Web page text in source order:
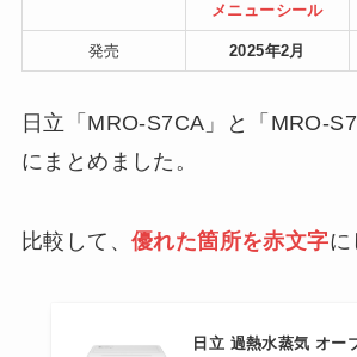
メニューシール
発売 2025年2月
日立「MRO-S7CA」と「MRO-
にまとめました。
比較して、 優れた箇所を赤文字に
日立 過熱水蒸気 オー